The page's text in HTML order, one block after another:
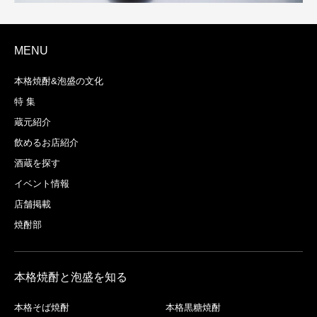
MENU
本格焼酎&泡盛の文化
特 集
蔵元紹介
飲めるお店紹介
酒蔵を探す
イベント情報
店舗掲載
焼酎部
本格焼酎と泡盛を知る
本格そば焼酎 本格黒糖焼酎